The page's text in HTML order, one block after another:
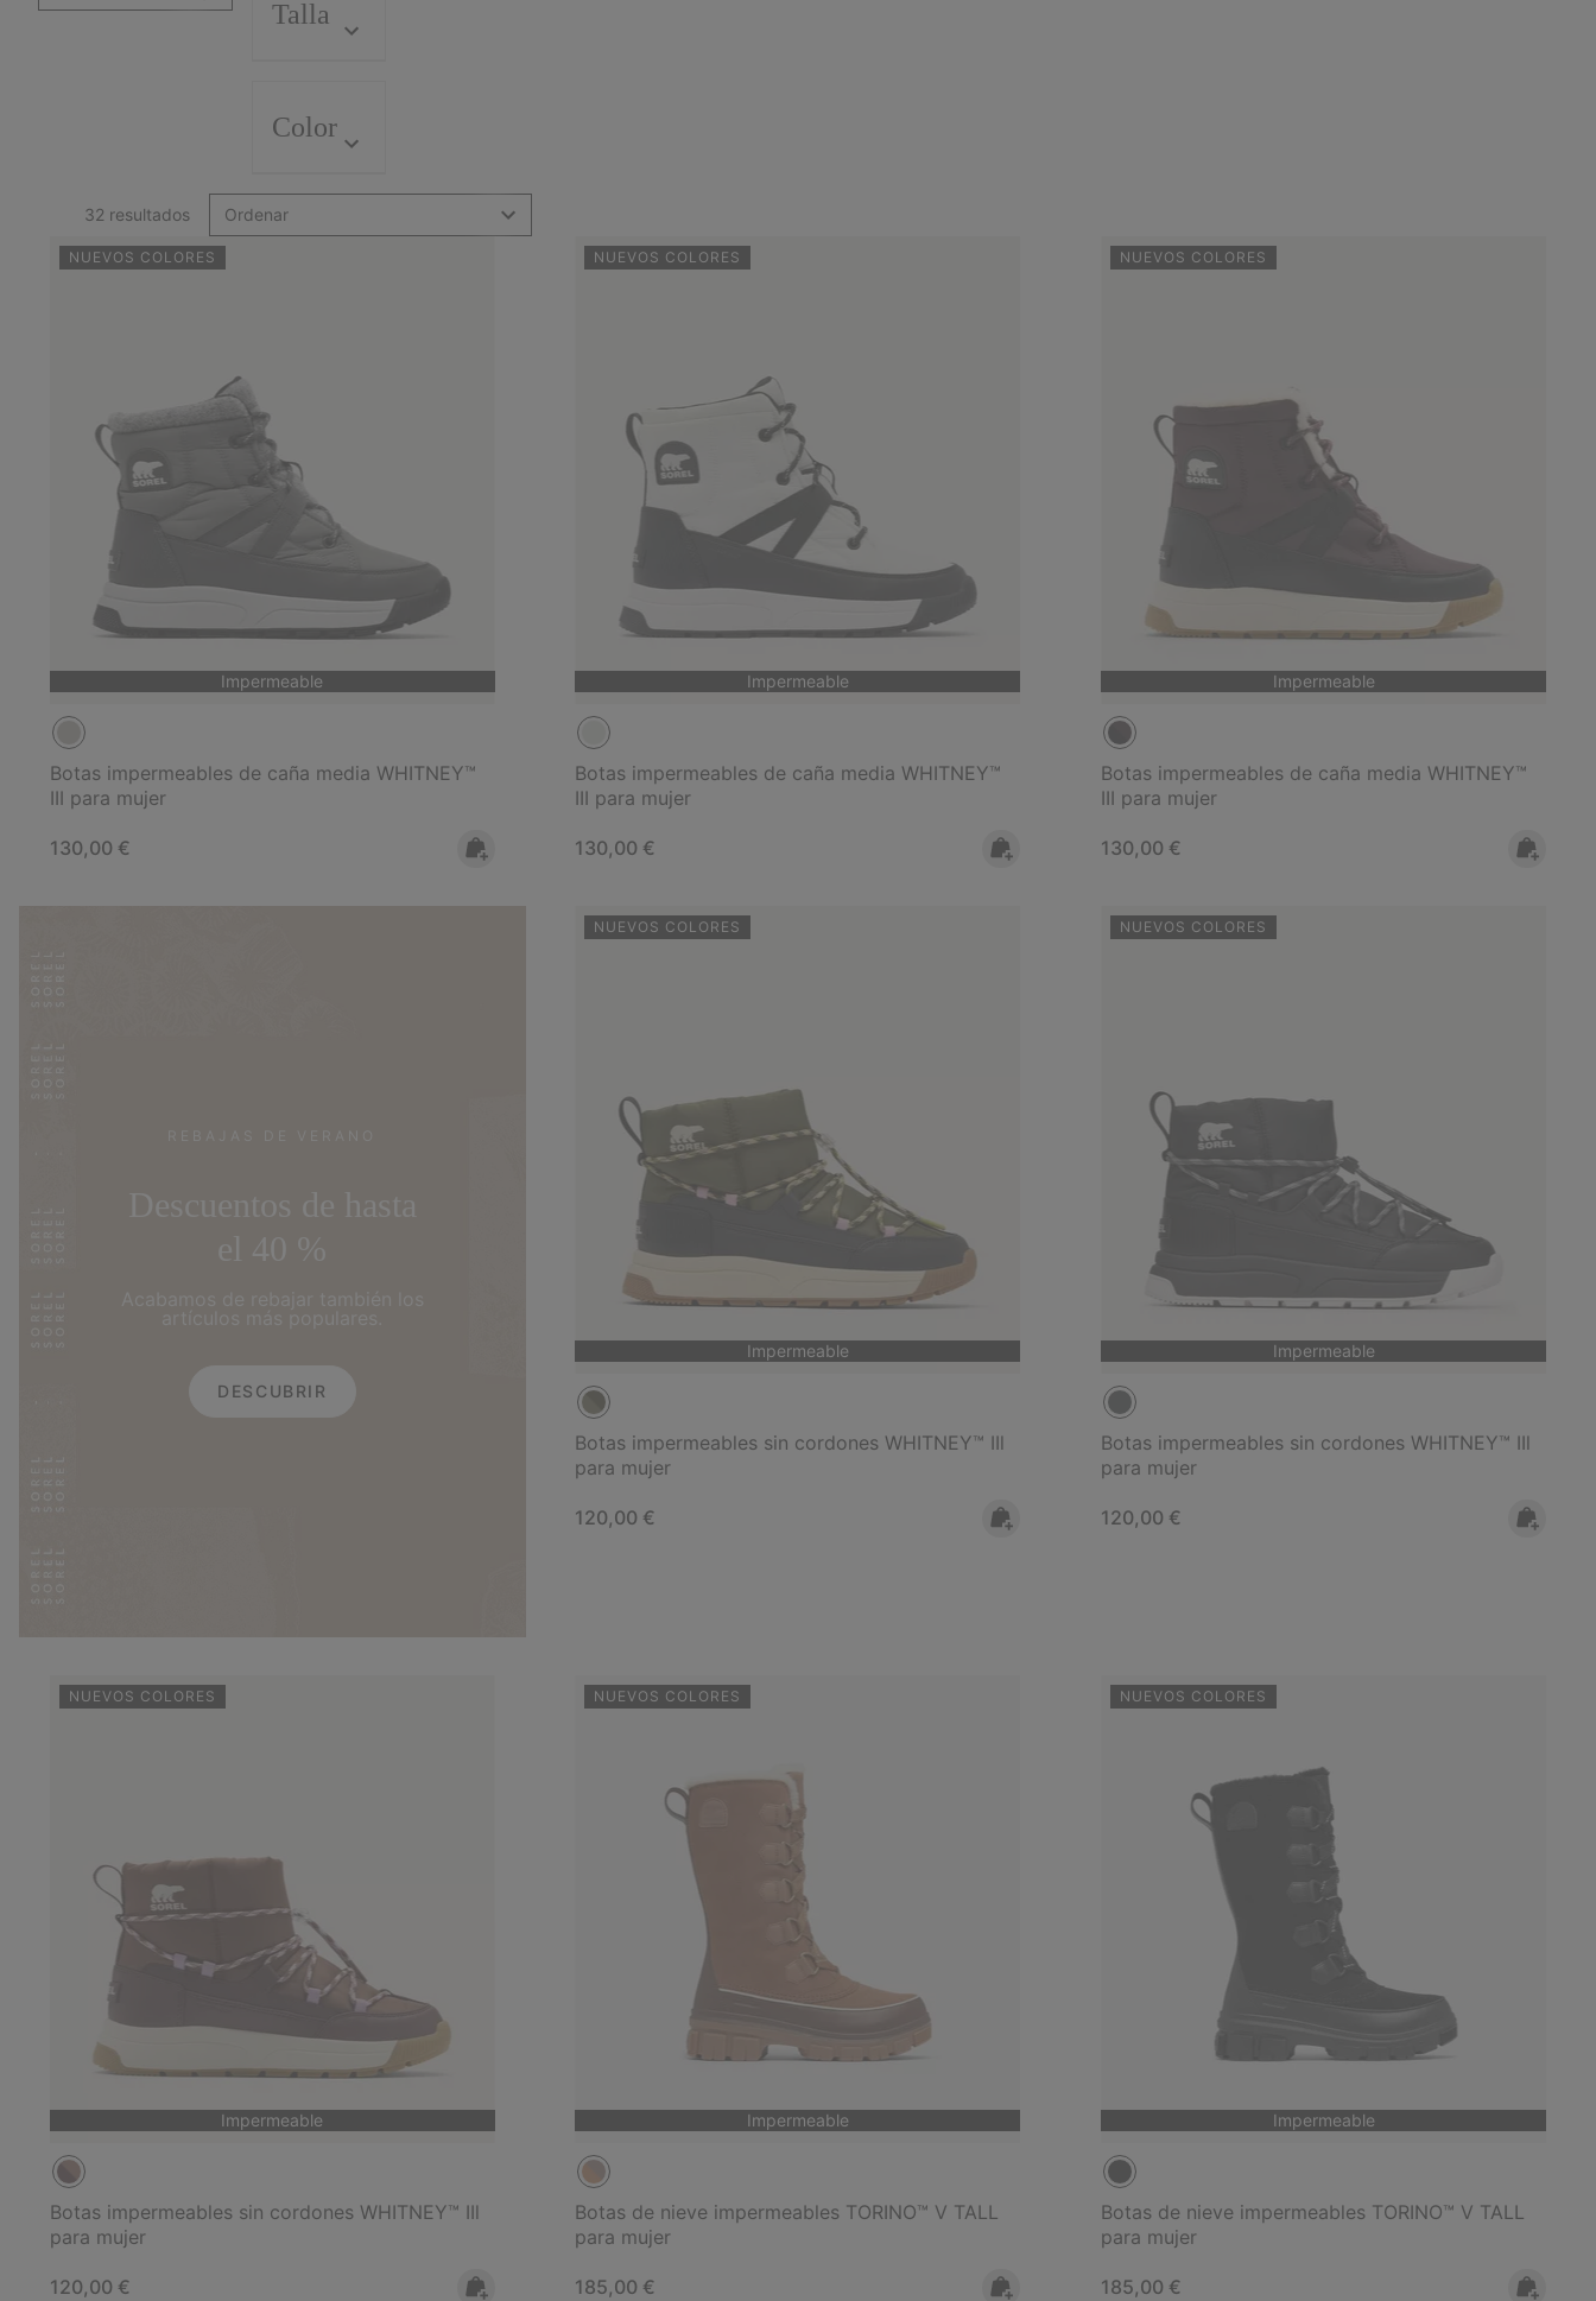
Talla
Color
32 resultados Ordenar
NUEVOS COLORES
Impermeable
Botas impermeables de caña media WHITNEY™
III para mujer
Regular price:
130,00 €
NUEVOS COLORES
Impermeable
Botas impermeables de caña media WHITNEY™
III para mujer
Regular price:
130,00 €
NUEVOS COLORES
Impermeable
Botas impermeables de caña media WHITNEY™
III para mujer
Regular price:
130,00 €
DESCUBRIR
NUEVOS COLORES
Impermeable
Botas impermeables sin cordones WHITNEY™ IIl
para mujer
Regular price:
120,00 €
NUEVOS COLORES
Impermeable
Botas impermeables sin cordones WHITNEY™ IIl
para mujer
Regular price:
120,00 €
NUEVOS COLORES
Impermeable
Botas impermeables sin cordones WHITNEY™ IIl
para mujer
Regular price:
120,00 €
NUEVOS COLORES
Impermeable
Botas de nieve impermeables TORINO™ V TALL
para mujer
Regular price:
185,00 €
NUEVOS COLORES
Impermeable
Botas de nieve impermeables TORINO™ V TALL
para mujer
Regular price:
185,00 €